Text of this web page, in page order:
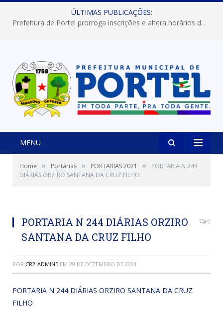
ÚLTIMAS PUBLICAÇÕES:
Prefeitura de Portel prorroga inscrições e altera horários dos concursos “Musa” e “Miss Mix Verão 2026”
MENU
Home » Portarias » PORTARIAS 2021 »
PORTARIA N 244
DIÁRIAS ORZIRO SANTANA DA CRUZ FILHO
PORTARIA N 244 DIÁRIAS ORZIRO
SANTANA DA CRUZ FILHO
0
POR CR2-ADMIN5 EM 29 DE DEZEMBRO DE 2021
PORTARIA N 244 DIÁRIAS ORZIRO SANTANA DA CRUZ
FILHO